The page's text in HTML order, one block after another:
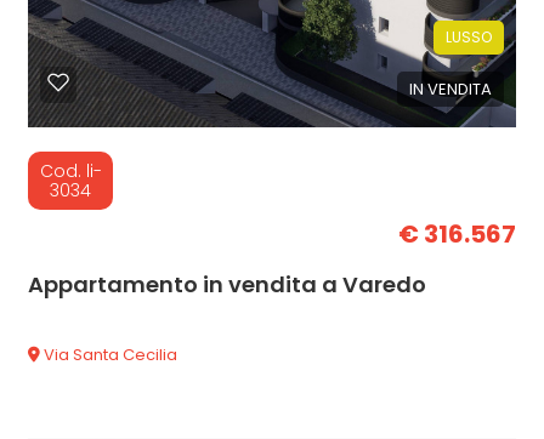
IN VENDITA
LUSSO
Cod. li-
3034
€ 316.567
Appartamento in vendita a Varedo
Via Santa Cecilia